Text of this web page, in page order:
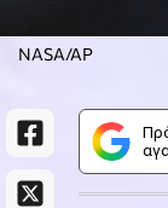
NASA/AP